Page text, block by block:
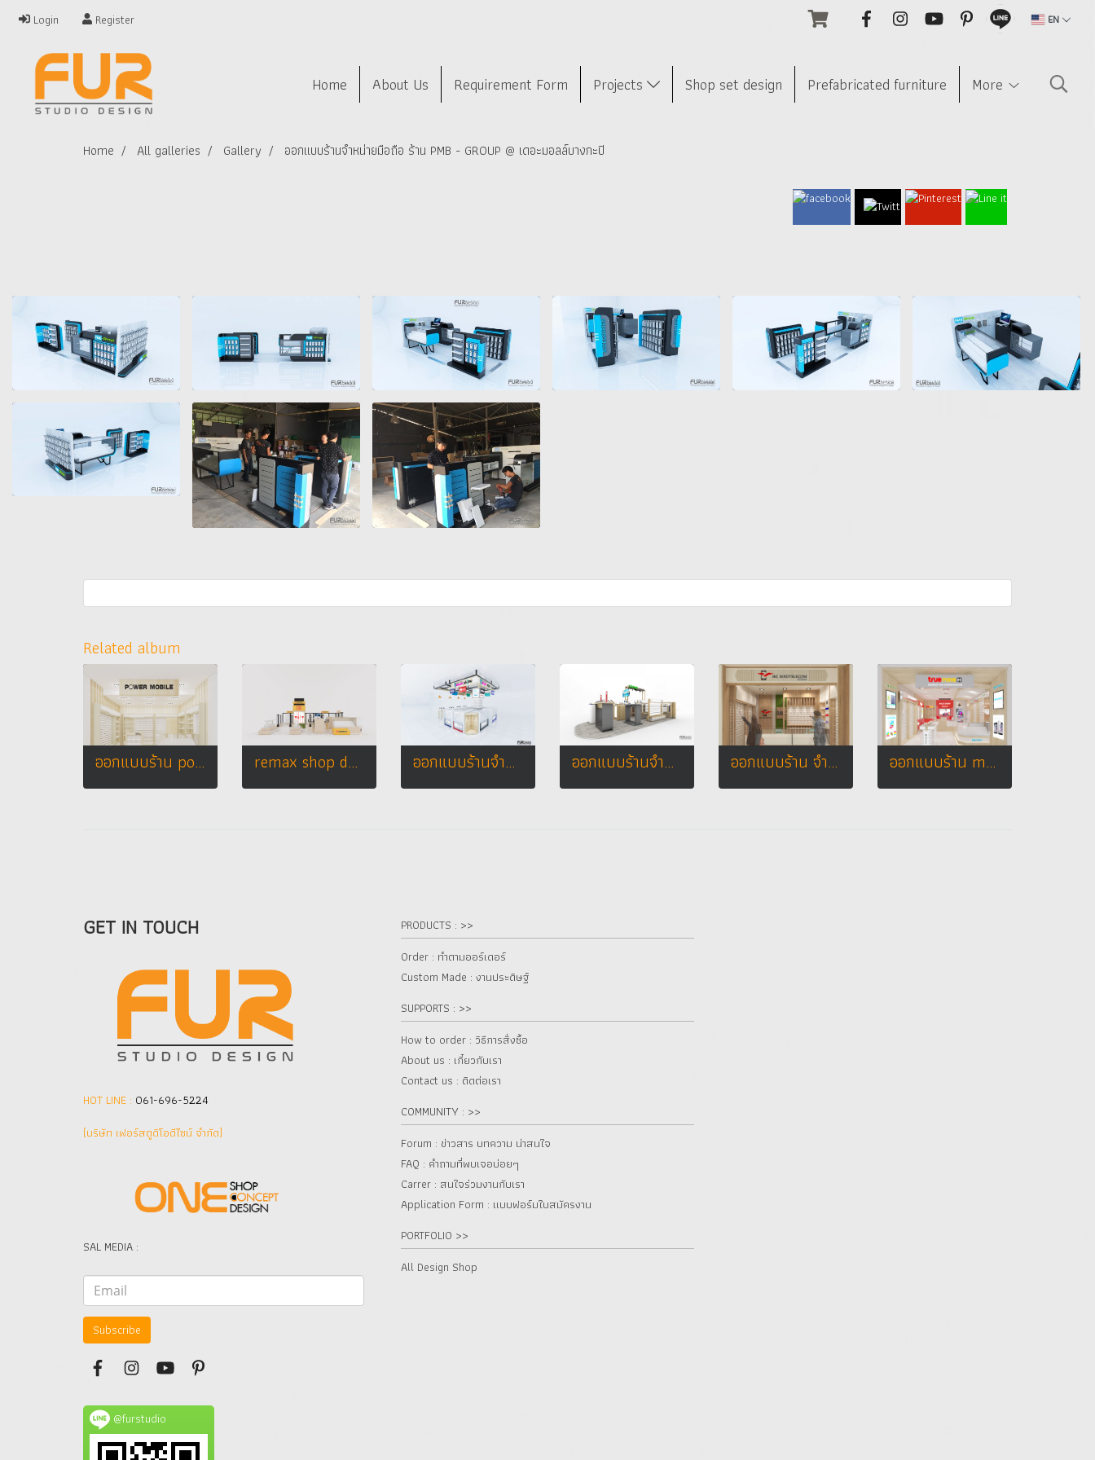
Login Register EN
Home About Us Requirement Form Projects Shop set design Prefabricated furniture More
Home All galleries Gallery ออกแบบร้านจำหน่ายมือถือ ร้าน PMB - GROUP @ เดอะมอลล์บางกะปิ
Related album
ออกแบบร้าน power mobile บิ๊กซี จ. ระนอง remax shop design ออกแบบร้านจำหน่ายมือถือ ร้าน Yanyont Phone โลตัสเอ็กเพรส อ.เมือง จ.ชัยภูมิ ออกแบบร้านจำหน่ายมือถือ ร้าน TWZ by โคราชนวกิจ ออกแบบร้าน จำหน่ายมือถือ ร้าน IEC BIRD TELECOM ออกแบบร้าน max phone บิ๊กซี จ.ปราจีนบุรี
GET IN TOUCH
HOT LINE : 061-696-5224
(บริษัท เฟอร์สตูดิโอดีไซน์ จำกัด]
SAL MEDIA :
Subscribe
@furstudio
PRODUCTS : >>
Order : ทำตามออร์เดอร์
Custom Made : งานประดิษฐ์
SUPPORTS : >>
How to order : วิธีการสั่งซื้อ
About us : เกี๋ยวกับเรา
Contact us : ติดต่อเรา
COMMUNITY : >>
Forum : ข่าวสาร บทความ น่าสนใจ
FAQ : คำถามที่พบเจอบ่อยๆ
Carrer : สนใจร่วมงานกับเรา
Application Form : แบบฟอร์มใบสมัครงาน
PORTFOLIO >>
All Design Shop